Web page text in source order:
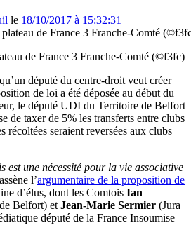
le 18/10/2017 à 15:32:31
de France 3 Franche-Comté (©f3fc)
député du centre-droit veut créer
de loi a été déposée au début du
le député UDI du Territoire de Belfort
de taxer de 5% les transferts entre clubs
récoltées seraient reversées aux clubs
est une nécessité pour la vie associative
l’argumentaire de la proposition de
d’élus, dont les Comtois Ian
Belfort) et Jean-Marie Sermier (Jura
député de la France Insoumise